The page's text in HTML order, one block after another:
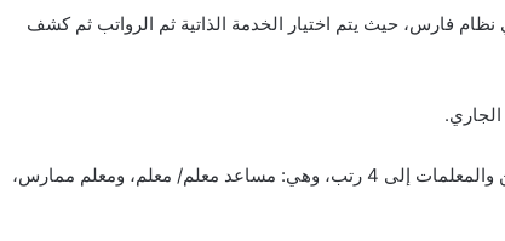
فارس، حيث يتم اختيار ‏الخدمة الذاتية ثم الرواتب ثم كشف
وبحسب ما ذكرت وزارة الخدمة المدنية في وقت سابق، تم تصنيف المعلمين والمعلمات إلى 4 رتب، وهي: مساعد معلم/ معلم، ومعلم ممارس،